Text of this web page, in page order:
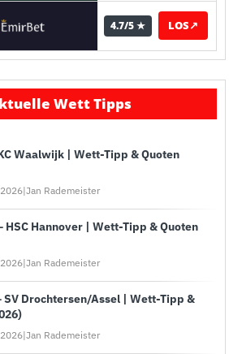
4.7/5 ★ LOS↗
Wett Tipps
Waalwijk | Wett-Tipp & Quoten
|Jan Rademeister
HSC Hannover | Wett-Tipp & Quoten
|Jan Rademeister
SV Drochtersen/Assel | Wett-Tipp &
|Jan Rademeister